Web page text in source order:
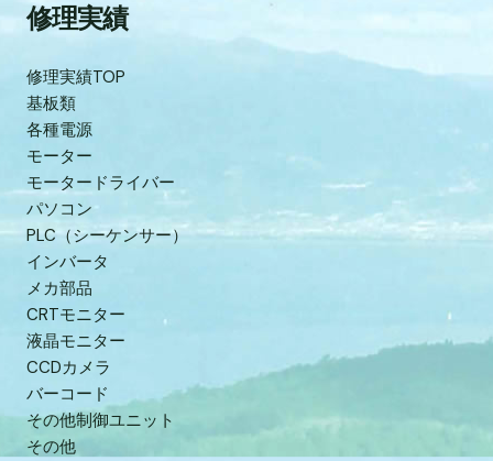
修理実績
修理実績TOP
基板類
各種電源
モーター
モータードライバー
パソコン
PLC（シーケンサー）
インバータ
メカ部品
CRTモニター
液晶モニター
CCDカメラ
バーコード
その他制御ユニット
その他